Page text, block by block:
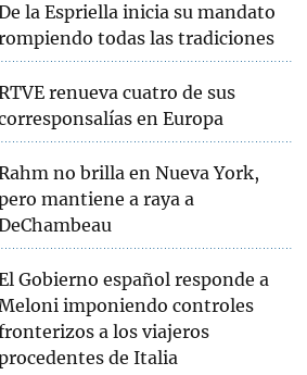
la Espriella inicia su mandato
todas las tradiciones
renueva cuatro de sus
en Europa
no brilla en Nueva York,
mantiene a raya a
Gobierno español responde a
imponiendo controles
a los viajeros
de Italia